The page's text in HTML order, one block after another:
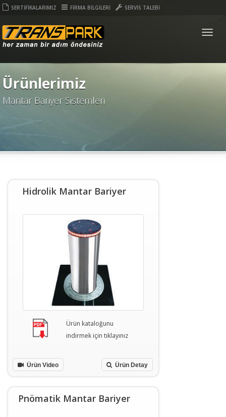
SERTİFİKALARIMIZ FİRMA BİLGİLERİ SERVİS TALEBİ
Ürünlerimiz
Mantar Bariyer Sistemleri
Hidrolik Mantar Bariyer
Ürün kataloğunu
indirmek için tıklayınız
Ürün Detay
Ürün Video
Pnömatik Mantar Bariyer